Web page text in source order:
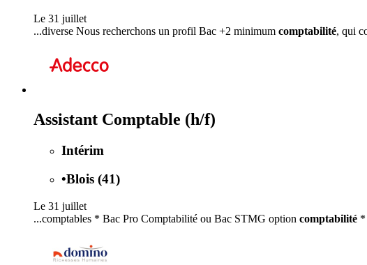
Le 31 juillet
...diverse Nous recherchons un profil Bac +2 minimum comptabilité, qui
Assistant Comptable (h/f)
Intérim
•Blois (41)
Le 31 juillet
...comptables * Bac Pro Comptabilité ou Bac STMG option comptabilité *